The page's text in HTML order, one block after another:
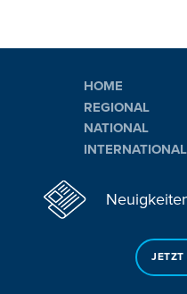
HOME
REGIONAL
NATIONAL
INTERNATIONAL
JETZT